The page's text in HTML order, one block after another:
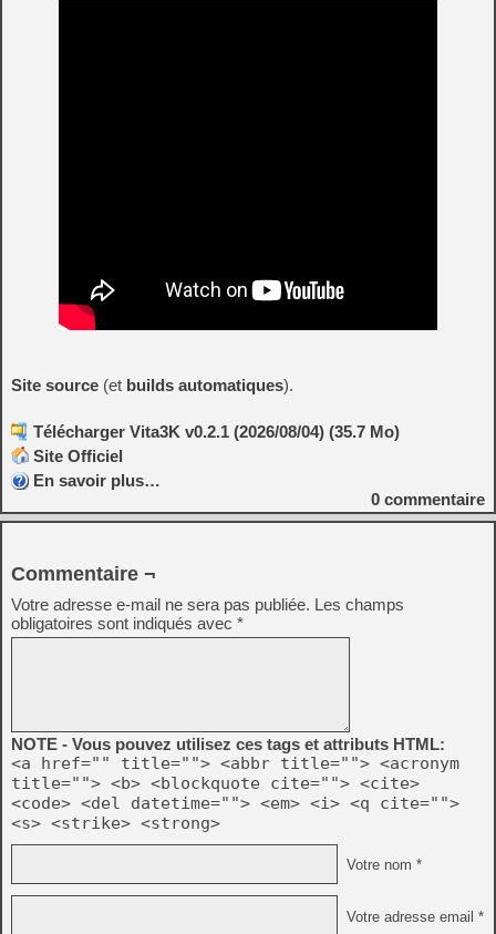
Site source (et builds automatiques).
Télécharger Vita3K v0.2.1 (2026/08/04) (35.7 Mo)
Site Officiel
En savoir plus…
0 commentaire
Commentaire ¬
Votre adresse e-mail ne sera pas publiée. Les champs
obligatoires sont indiqués avec *
NOTE - Vous pouvez utilisez ces tags et attributs HTML:
<a href="" title=""> <abbr title=""> <acronym
title=""> <b> <blockquote cite=""> <cite>
<code> <del datetime=""> <em> <i> <q cite="">
<s> <strike> <strong>
Votre nom *
Votre adresse email *